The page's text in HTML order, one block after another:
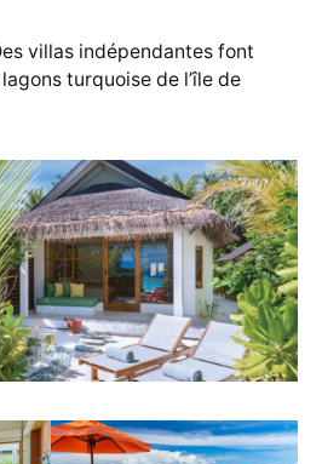
villas indépendantes font
turquoise de l’île de